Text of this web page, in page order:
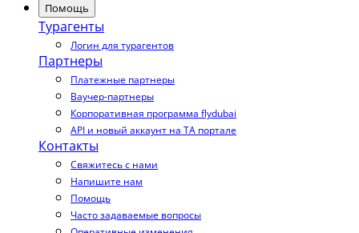
Помощь
Турагенты
Логин для турагентов
Партнеры
Платежные партнеры
Ваучер-партнеры
Корпоративная программа flydubai
API и новый аккаунт на TA портале
Контакты
Свяжитесь с нами
Напишите нам
Помощь
Часто задаваемые вопросы